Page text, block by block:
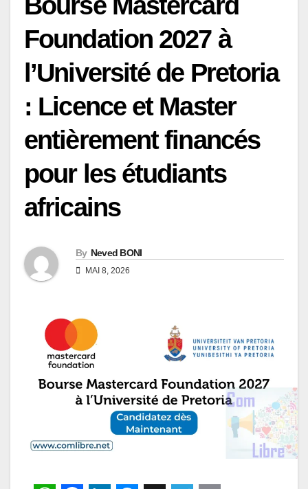
Foundation 2027 à
l’Université de Pretoria
: Licence et Master
entièrement financés
pour les étudiants
africains
By Neved BONI
MAI 8, 2026